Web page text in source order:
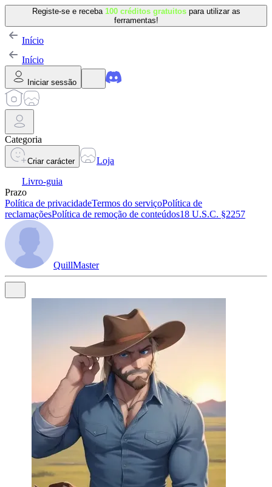
Registe-se e receba 100 créditos gratuitos para utilizar as
ferramentas!
Início
Início
Iniciar sessão
Categoria
Criar carácter
Loja
Livro-guia
Prazo
Política de privacidadeTermos do serviçoPolítica de
reclamaçõesPolítica de remoção de conteúdos18 U.S.C. §2257
QuillMaster